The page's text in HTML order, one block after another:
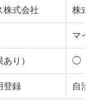
株式会社 株
マ
り） ◯
登録 自